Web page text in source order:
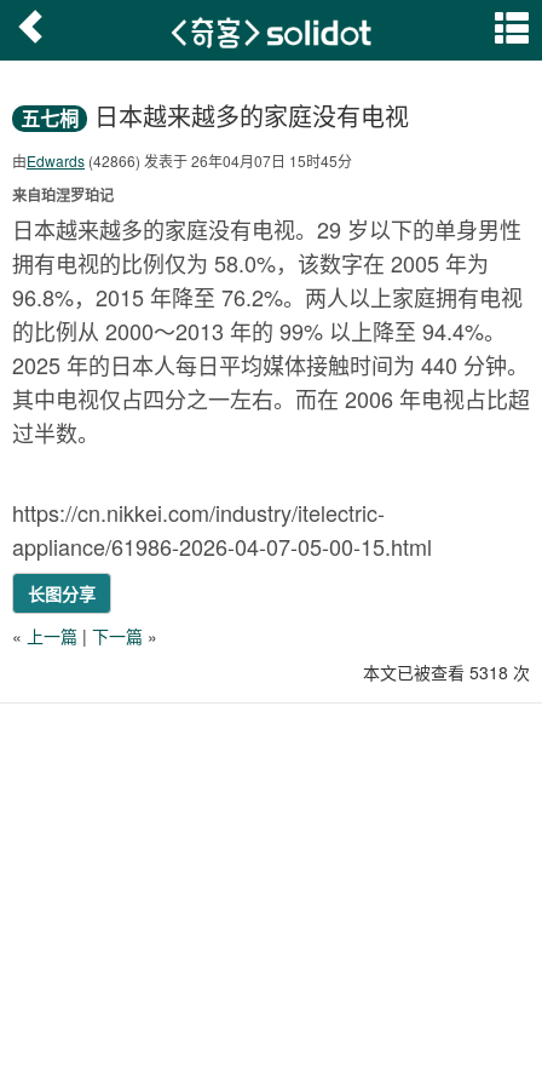
五七桐 日本越来越多的家庭没有电视
由Edwards (42866) 发表于 26年04月07日 15时45分
来自珀涅罗珀记
日本越来越多的家庭没有电视。29 岁以下的单身男性
拥有电视的比例仅为 58.0%，该数字在 2005 年为
96.8%，2015 年降至 76.2%。两人以上家庭拥有电视
的比例从 2000～2013 年的 99% 以上降至 94.4%。
2025 年的日本人每日平均媒体接触时间为 440 分钟。
其中电视仅占四分之一左右。而在 2006 年电视占比超
过半数。
https://cn.nikkei.com/industry/itelectric-
appliance/61986-2026-04-07-05-00-15.html
长图分享
« 上一篇 | 下一篇 »
本文已被查看 5318 次